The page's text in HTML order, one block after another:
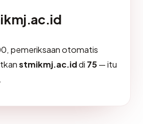
pemeriksaan otomatis
stmikmj.ac.iddi 75— itu